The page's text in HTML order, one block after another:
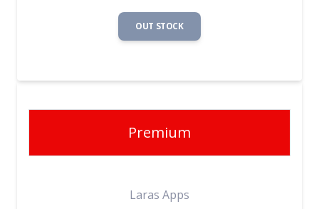
OUT STOCK
Premium
Laras Apps